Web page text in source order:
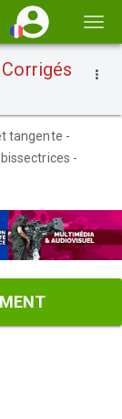
la
tangente -
-